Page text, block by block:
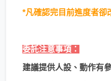
*凡確認完目前進度者卻
委託注意事項：
建議提供人設、動作有